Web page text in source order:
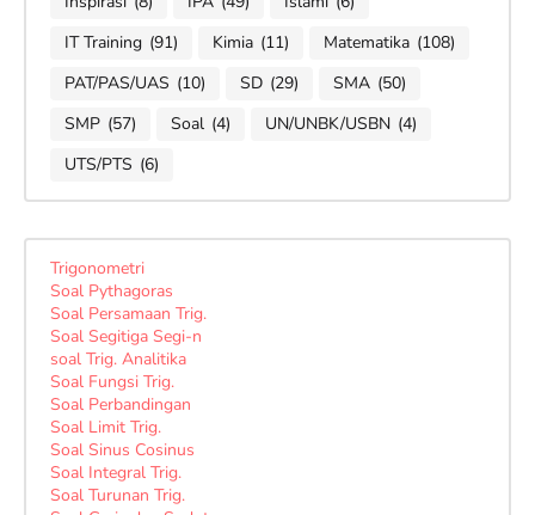
IT Training (91) Kimia (11) Matematika (108)
PAT/PAS/UAS (10) SD (29) SMA (50)
SMP (57) Soal (4) UN/UNBK/USBN (4)
UTS/PTS (6)
Trigonometri
Soal Pythagoras
Soal Persamaan Trig.
Soal Segitiga Segi-n
soal Trig. Analitika
Soal Fungsi Trig.
Soal Perbandingan
Soal Limit Trig.
Soal Sinus Cosinus
Soal Integral Trig.
Soal Turunan Trig.